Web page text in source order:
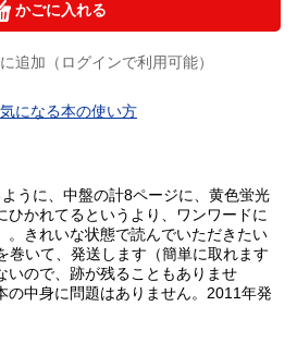
かごに入れる
追加（ログインで利用可能）
気になる本の使い方
うに、中盤の計8ページに、黄色蛍光
ひかれてるというより、ワンワードに
。きれいな状態で読んでいただきたい
巻いて、発送します（簡単に取れます
いので、跡が残ることもありませ
の中身に問題はありません。2011年発
れ、落丁はありません。クリックポ
送します。宜しくお願いします。